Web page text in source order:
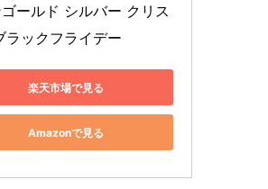
ールド シルバー クリス
ラックフライデー
楽天市場で見る
Amazonで見る